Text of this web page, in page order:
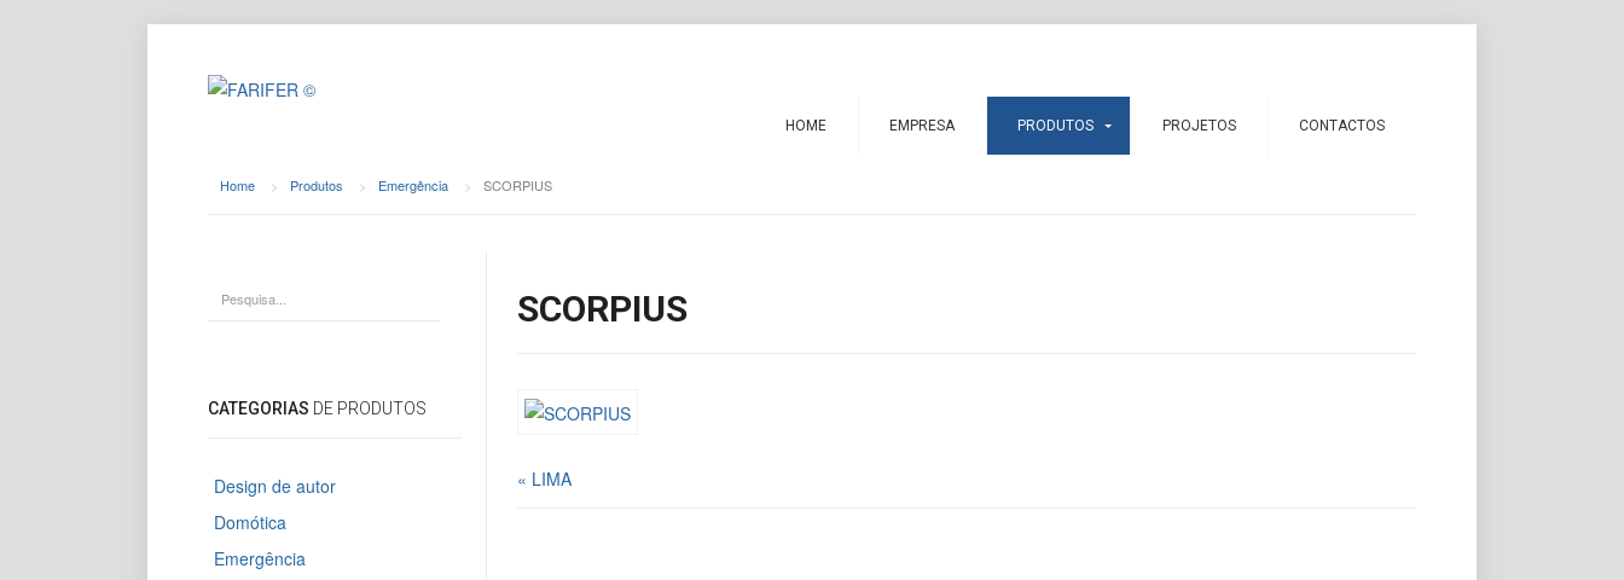
HOME EMPRESA PRODUTOS PROJETOS CONTACTOS
Home > Produtos > Emergência > SCORPIUS
CATEGORIAS DE PRODUTOS
Design de autor
Domótica
Emergência
SCORPIUS
« LIMA